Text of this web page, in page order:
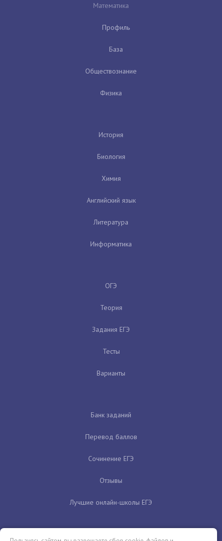
Математика
Профиль
База
Обществознание
Физика
История
Биология
Химия
Английский язык
Литература
Информатика
ОГЭ
Теория
Задания ЕГЭ
Тесты
Варианты
Банк заданий
Перевод баллов
Сочинение ЕГЭ
Отзывы
Лучшие онлайн-школы ЕГЭ